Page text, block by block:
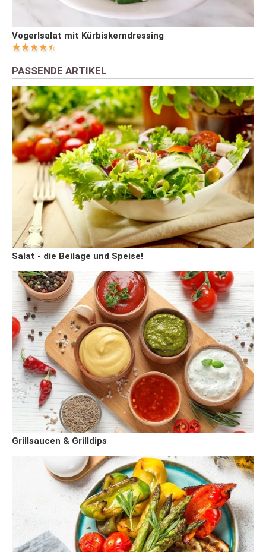
Vogerlsalat mit Kürbiskerndressing
PASSENDE ARTIKEL
Salat - die Beilage und Speise!
Grillsaucen & Grilldips